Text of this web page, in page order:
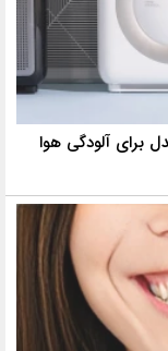
برای آلودگی هوا